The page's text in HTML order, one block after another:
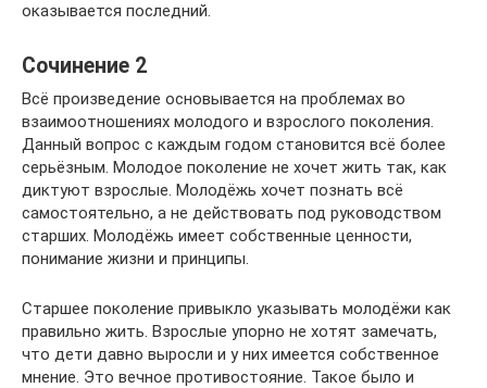
оказывается последний.
Сочинение 2
Всё произведение основывается на проблемах во
взаимоотношениях молодого и взрослого поколения.
Данный вопрос с каждым годом становится всё более
серьёзным. Молодое поколение не хочет жить так, как
диктуют взрослые. Молодёжь хочет познать всё
самостоятельно, а не действовать под руководством
старших. Молодёжь имеет собственные ценности,
понимание жизни и принципы.
Старшее поколение привыкло указывать молодёжи как
правильно жить. Взрослые упорно не хотят замечать,
что дети давно выросли и у них имеется собственное
мнение. Это вечное противостояние. Такое было и